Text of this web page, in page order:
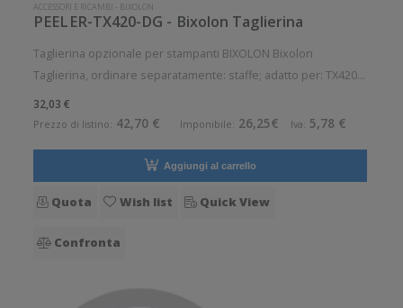
ACCESSORI E RICAMBI - BIXOLON
PEELER-TX420-DG - Bixolon Taglierina
Taglierina opzionale per stampanti BIXOLON Bixolon
Taglierina, ordinare separatamente: staffe; adatto per: TX420
32,03 €
Prezzo di listino: 42,70 € Imponibile: 26,25€ Iva: 5,78 €
Aggiungi al carrello
Quota Wish list Quick View
Confronta